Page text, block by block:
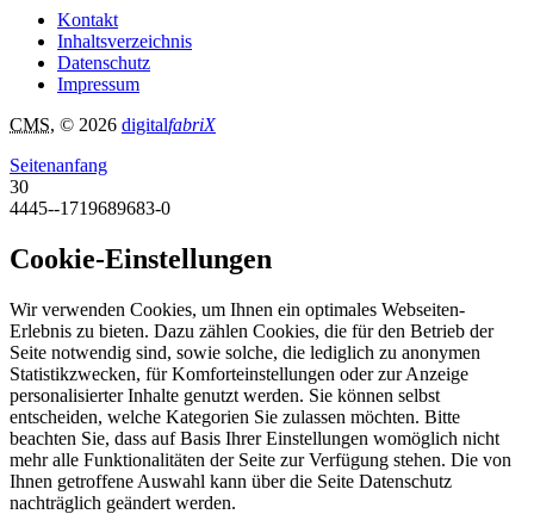
Kontakt
Inhaltsverzeichnis
Datenschutz
Impressum
CMS, © 2026 digitalfabriX
Seitenanfang
30
4445--1719689683-0
Cookie-Einstellungen
Wir verwenden Cookies, um Ihnen ein optimales Webseiten-
Erlebnis zu bieten. Dazu zählen Cookies, die für den Betrieb der
Seite notwendig sind, sowie solche, die lediglich zu anonymen
Statistikzwecken, für Komforteinstellungen oder zur Anzeige
personalisierter Inhalte genutzt werden. Sie können selbst
entscheiden, welche Kategorien Sie zulassen möchten. Bitte
beachten Sie, dass auf Basis Ihrer Einstellungen womöglich nicht
mehr alle Funktionalitäten der Seite zur Verfügung stehen. Die von
Ihnen getroffene Auswahl kann über die Seite Datenschutz
nachträglich geändert werden.